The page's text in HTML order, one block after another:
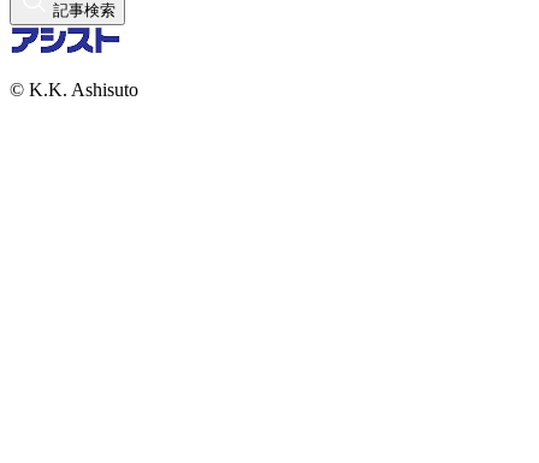
記事検索
© K.K. Ashisuto